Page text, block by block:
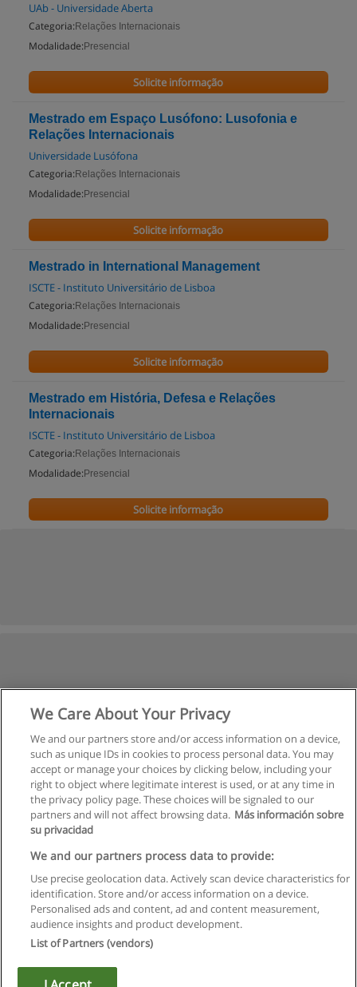
UAb - Universidade Aberta
Categoria: Relações Internacionais
Modalidade: Presencial
Solicite informação
Mestrado em Espaço Lusófono: Lusofonia e
Relações Internacionais
Universidade Lusófona
Categoria: Relações Internacionais
Modalidade: Presencial
Solicite informação
Mestrado in International Management
ISCTE - Instituto Universitário de Lisboa
Categoria: Relações Internacionais
Modalidade: Presencial
Solicite informação
Mestrado em História, Defesa e Relações
Internacionais
ISCTE - Instituto Universitário de Lisboa
Categoria: Relações Internacionais
Modalidade: Presencial
Solicite informação
Regras de uso
Privacidade de dados
We Care About Your Privacy
We and our partners store and/or access information on a device,
such as unique IDs in cookies to process personal data. You may
accept or manage your choices by clicking below, including your
right to object where legitimate interest is used, or at any time in
the privacy policy page. These choices will be signaled to our
partners and will not affect browsing data. Más información sobre
su privacidad
We and our partners process data to provide:
Use precise geolocation data. Actively scan device characteristics for
identification. Store and/or access information on a device.
Personalised ads and content, ad and content measurement,
audience insights and product development.
List of Partners (vendors)